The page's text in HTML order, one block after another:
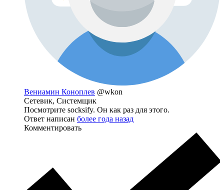
Вениамин Коноплев @wkon
Сетевик, Системщик
Посмотрите socksify. Он как раз для этого.
Ответ написан более года назад
Комментировать